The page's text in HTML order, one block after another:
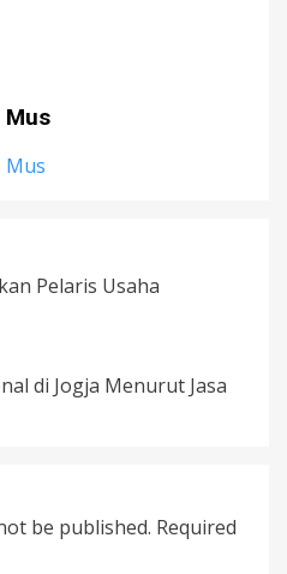
Mus
Mus
Pelaris Usaha
di Jogja Menurut Jasa
be published. Required